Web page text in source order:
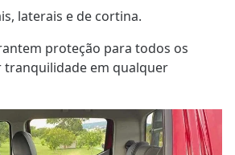
laterais e de cortina.
proteção para todos os
tranquilidade em qualquer